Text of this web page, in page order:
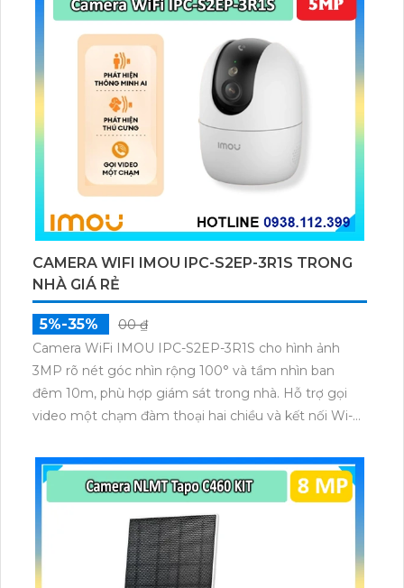
CAMERA WIFI IMOU IPC-S2EP-3R1S TRONG
NHÀ GIÁ RẺ
5%-35%
00 ₫
Camera WiFi IMOU IPC-S2EP-3R1S cho hình ảnh
3MP rõ nét góc nhìn rộng 100° và tầm nhìn ban
đêm 10m, phù hợp giám sát trong nhà. Hỗ trợ gọi
video một chạm đàm thoại hai chiều và kết nối Wi-Fi
microSD tối đa 256GB hoặc lưu đám mây dễ lắp đặt
cho gia đình và văn phòng nhỏ.